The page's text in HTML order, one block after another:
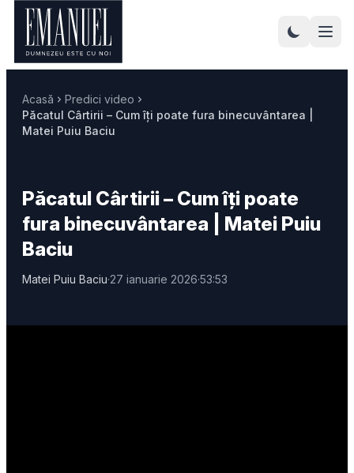
Acasă
Predici video
Păcatul Cârtirii – Cum îți poate fura binecuvântarea |
Matei Puiu Baciu
Păcatul Cârtirii – Cum îți poate
fura binecuvântarea | Matei Puiu
Baciu
Matei Puiu Baciu·27 ianuarie 2026·53:53